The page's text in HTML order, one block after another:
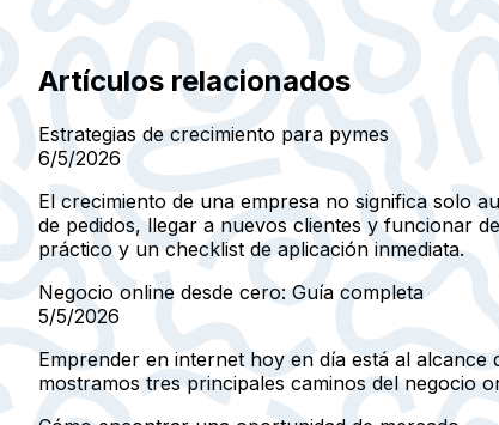
Artículos relacionados
Estrategias de crecimiento para pymes
6/5/2026
El crecimiento de una empresa no significa solo
de pedidos, llegar a nuevos clientes y funcionar
práctico y un checklist de aplicación inmediata.
Negocio online desde cero: Guía completa
5/5/2026
Emprender en internet hoy en día está al
mostramos tres principales caminos del negocio